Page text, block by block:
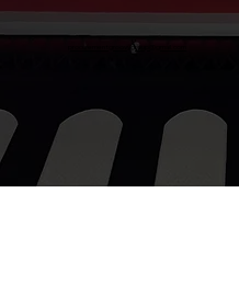
procurementgroovygroup@gmail.com